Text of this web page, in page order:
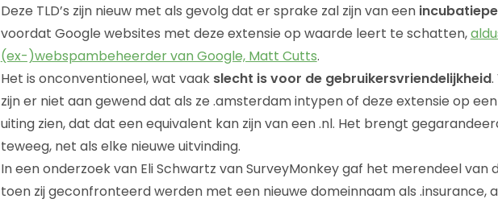
Deze TLD’s zijn nieuw met als gevolg dat er sprake zal zijn van een
voordat Google websites met deze extensie op waarde leert te schatten,
(ex-)webspambeheerder van Google, Matt Cutts.
Het is onconventioneel, wat vaak slecht is voor de gebruikersvriendelijkheid
zijn er niet aan gewend dat als ze .amsterdam intypen of deze extensie op
uiting zien, dat dat een equivalent kan zijn van een .nl. Het brengt
teweeg, net als elke nieuwe uitvinding.
In een onderzoek van Eli Schwartz van SurveyMonkey gaf het merendeel van
toen zij geconfronteerd werden met een nieuwe domeinnaam als .insurance,